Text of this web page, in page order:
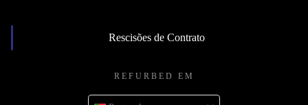
Rescisões de Contrato
REFURBED EM